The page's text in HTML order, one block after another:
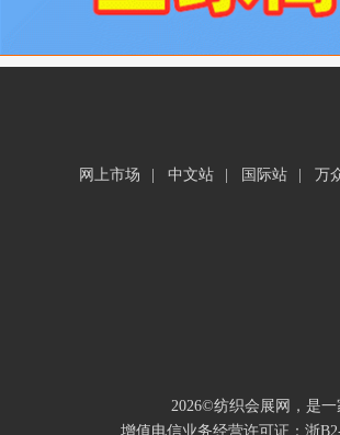
网上市场 中文站 国际站 万
2026©纺织会展网，是
增值电信业务经营许可证：浙